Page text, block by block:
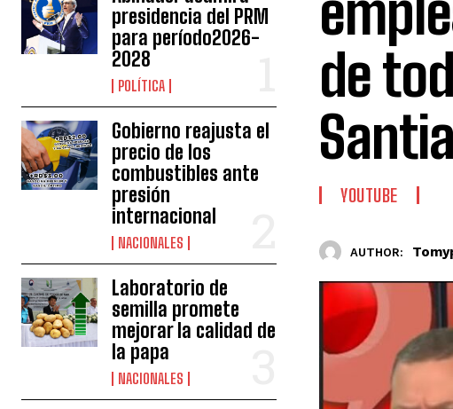
presidencia del PRM
para período2026-
2028
POLÍTICA
Gobierno reajusta el
precio de los
combustibles ante
presión
internacional
NACIONALES
Laboratorio de
semilla promete
mejorar la calidad de
la papa
NACIONALES
de
YOUTUBE
AUTHOR: